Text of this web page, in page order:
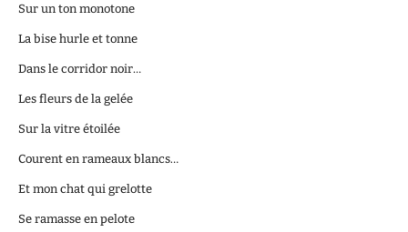
Sur un ton monotone
La bise hurle et tonne
Dans le corridor noir…
Les fleurs de la gelée
Sur la vitre étoilée
Courent en rameaux blancs…
Et mon chat qui grelotte
Se ramasse en pelote